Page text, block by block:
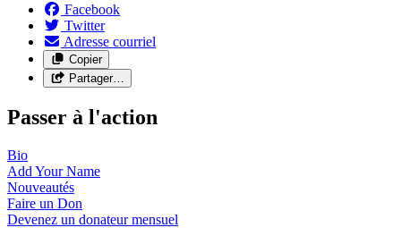
Facebook
Twitter
Adresse courriel
Copier
Partager…
Passer à l'action
Bio
Add YourName
Nouveautés
Faire un Don
Devenez un donateurmensuel